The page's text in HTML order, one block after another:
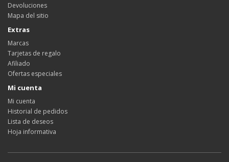
Devoluciones
Mapa del sitio
Extras
Marcas
Tarjetas de regalo
Afiliado
Ofertas especiales
Mi cuenta
Mi cuenta
Historial de pedidos
Lista de deseos
Hoja informativa